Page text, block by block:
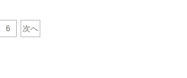
てスタッフ全員でかーわーいー
♡♡♡と絶賛です。笑可愛いが好き
6 次へ